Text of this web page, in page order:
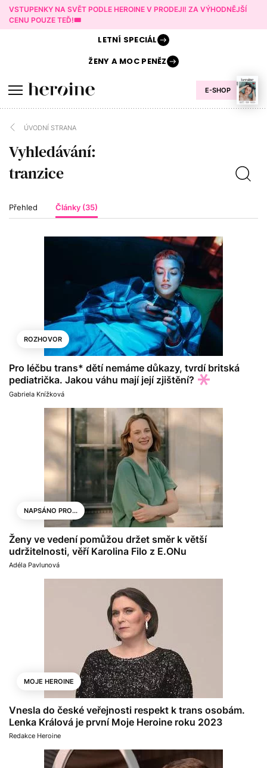
VSTUPENKY NA SVĚT PODLE HEROINE V PRODEJI! ZA VÝHODNĚJŠÍ
CENU POUZE TEĎ!🎟️
E-SHOP
LETNÍ SPECIÁL
ŽENY AMOC PENĚZ
ÚVODNÍ STRANA
Vyhledávání:
Přehled Články (35)
ROZHOVOR
Pro léčbu trans* dětí nemáme důkazy, tvrdí britská
pediatrička. Jakou váhu mají její zjištění?
Gabriela Knížková
NAPSÁNO PRO...
Ženy ve vedení pomůžou držet směr k větší
udržitelnosti, věří Karolina Filo z E.ONu
Adéla Pavlunová
MOJE HEROINE
Vnesla do české veřejnosti respekt k trans osobám.
Lenka Králová je první Moje Heroine roku 2023
Redakce Heroine